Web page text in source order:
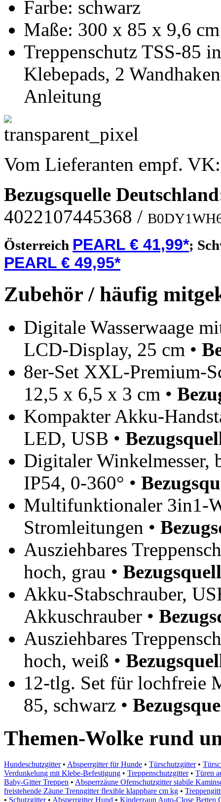
Farbe: schwarz
Maße: 300 x 85 x 9,6
Treppenschutz TSS-85
Klebepads, 2
Anleitung
Vom Lieferanten empf.
Bezugsquelle Deutschland
4022107445368 /
Österreich PEARL € 41,99*;
PEARL € 49,95*
Zubehör / häufig
Digitale Wasserwaage
LCD-Display, 25 cm •
8er-Set XXL-Premium-
12,5 x 6,5 x 3 cm •
Kompakter Akku-
LED, USB •
Digitaler Winkelmesser,
IP54, 0-360° •
Multifunktionaler 3in1-
Stromleitungen •
Ausziehbares
hoch, grau •
Akku-Stabschrauber,
Akkuschrauber •
Ausziehbares
hoch, weiß •
12-tlg. Set für lochfreie
85, schwarz •
Themen-Wolke rund
Hundeschutzgitter• Absperrgitter für Hunde • Türschutzgitter•
Verdunkelung mit Klebe-Befestigung • Treppenschutzgitter• Türen
Baby-Gitter Treppen • Absperrzäune Ofenschutzgitter stabile
freistehende Zäune Trenngitter flexible klappbare cm kg •
• Schutzgitter• Absperrgitter Hund • Kinderzaun Auto-Close Betten